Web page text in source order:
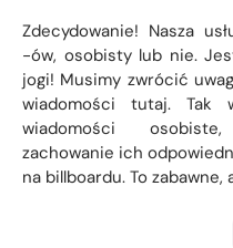
Zdecydowanie! Nasza
-ów, osobisty lub nie.
jogi! Musimy zwrócić
wiadomości tutaj. Tak
wiadomości
zachowanie ich
na billboardu. To